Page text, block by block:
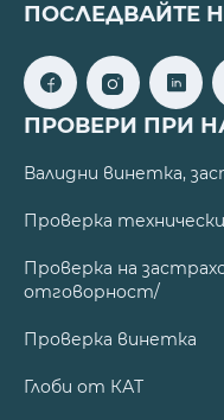
ПОСЛЕДВАЙТЕ
ПРОВЕРИ ПРИ
Валидни винетка,
Проверка
Проверка на
отговорност/
Проверка винетка
Глоби от КАТ